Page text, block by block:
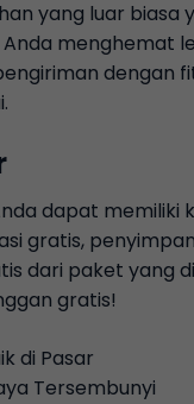
yang luar biasa
menghemat
dengan
dapat memiliki
gratis,
dari paket yang
gratis!
di Pasar
Tersembunyi